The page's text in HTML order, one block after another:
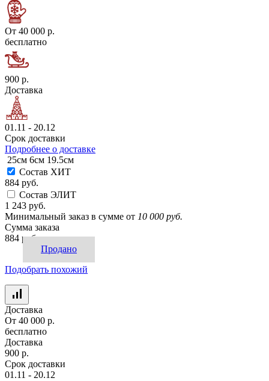
От 40 000 р.
бесплатно
900 р.
Доставка
01.11 - 20.12
Срок доставки
Подробнее о доставке
25см 6см 19.5см
Состав ХИТ
884 руб.
Состав ЭЛИТ
1 243 руб.
Минимальный заказ в сумме от 10 000 руб.
Сумма заказа
884 руб.
Продано
Подобрать похожий
Доставка
От 40 000 р.
бесплатно
Доставка
900 р.
Срок доставки
01.11 - 20.12